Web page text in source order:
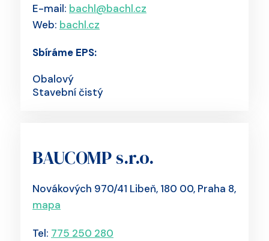
E-mail: bachl@bachl.cz
Web: bachl.cz
Sbíráme EPS:
Obalový
Stavební čistý
BAUCOMP s.r.o.
Novákových 970/41 Libeň, 180 00, Praha 8,
mapa
Tel: 775 250 280